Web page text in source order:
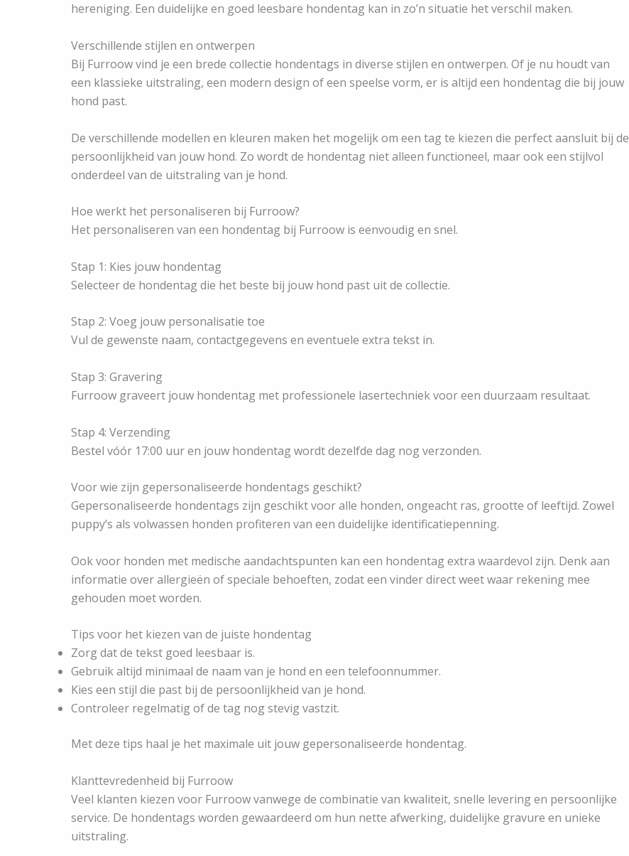
hereniging. Een duidelijke en goed leesbare hondentag kan in zo’n situatie het verschil maken.
Verschillende stijlen en ontwerpen
Bij Furroow vind je een brede collectie hondentags in diverse stijlen en ontwerpen. Of je nu houdt van
een klassieke uitstraling, een modern design of een speelse vorm, er is altijd een hondentag die bij jouw
hond past.
De verschillende modellen en kleuren maken het mogelijk om een tag te kiezen die perfect aansluit bij de
persoonlijkheid van jouw hond. Zo wordt de hondentag niet alleen functioneel, maar ook een stijlvol
onderdeel van de uitstraling van je hond.
Hoe werkt het personaliseren bij Furroow?
Het personaliseren van een hondentag bij Furroow is eenvoudig en snel.
Stap 1: Kies jouw hondentag
Selecteer de hondentag die het beste bij jouw hond past uit de collectie.
Stap 2: Voeg jouw personalisatie toe
Vul de gewenste naam, contactgegevens en eventuele extra tekst in.
Stap 3: Gravering
Furroow graveert jouw hondentag met professionele lasertechniek voor een duurzaam resultaat.
Stap 4: Verzending
Bestel vóór 17:00 uur en jouw hondentag wordt dezelfde dag nog verzonden.
Voor wie zijn gepersonaliseerde hondentags geschikt?
Gepersonaliseerde hondentags zijn geschikt voor alle honden, ongeacht ras, grootte of leeftijd. Zowel
puppy’s als volwassen honden profiteren van een duidelijke identificatiepenning.
Ook voor honden met medische aandachtspunten kan een hondentag extra waardevol zijn. Denk aan
informatie over allergieën of speciale behoeften, zodat een vinder direct weet waar rekening mee
gehouden moet worden.
Tips voor het kiezen van de juiste hondentag
Zorg dat de tekst goed leesbaar is.
Gebruik altijd minimaal de naam van je hond en een telefoonnummer.
Kies een stijl die past bij de persoonlijkheid van je hond.
Controleer regelmatig of de tag nog stevig vastzit.
Met deze tips haal je het maximale uit jouw gepersonaliseerde hondentag.
Klanttevredenheid bij Furroow
Veel klanten kiezen voor Furroow vanwege de combinatie van kwaliteit, snelle levering en persoonlijke
service. De hondentags worden gewaardeerd om hun nette afwerking, duidelijke gravure en unieke
uitstraling.